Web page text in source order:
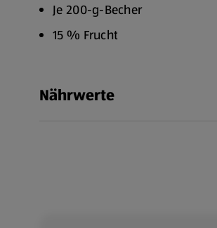
Je 200-g-Becher
15 % Frucht
Nährwerte